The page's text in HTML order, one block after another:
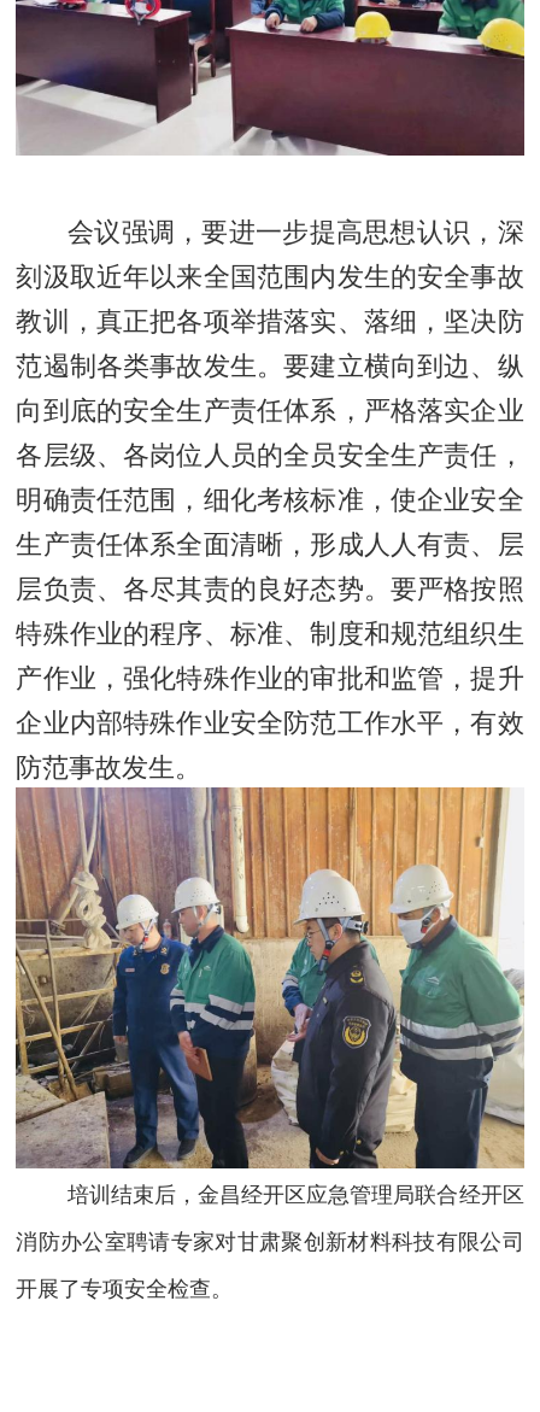
会议强调，要进一步提高思想认识，深
刻汲取近年以来全国范围内发生的安全事故
教训，真正把各项举措落实、落细，坚决防
范遏制各类事故发生。要建立横向到边、纵
向到底的安全生产责任体系，严格落实企业
各层级、各岗位人员的全员安全生产责任，
明确责任范围，细化考核标准，使企业安全
生产责任体系全面清晰，形成人人有责、层
层负责、各尽其责的良好态势。要严格按照
特殊作业的程序、标准、制度和规范组织生
产作业，强化特殊作业的审批和监管，提升
企业内部特殊作业安全防范工作水平，有效
防范事故发生。
培训结束后，金昌经开区应急管理局联合经开区
消防办公室聘请专家对甘肃聚创新材料科技有限公司
开展了专项安全检查。